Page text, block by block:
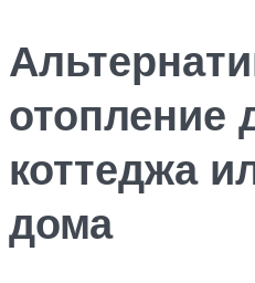
отопление
коттеджа
дома